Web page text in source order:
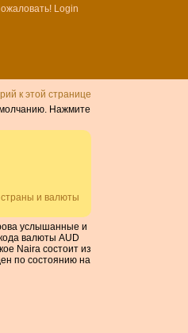
Login
к этой странице
Нажмите
страны и валюты
услышанные и
валюты AUD
Naira состоит из
по состоянию на